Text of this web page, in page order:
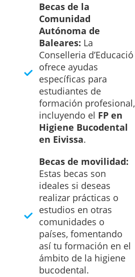
Becas de la
Comunidad
Autónoma de
Baleares: La
Conselleria d’Educació
ofrece ayudas
específicas para
estudiantes de
formación profesional,
incluyendo el FP en
Higiene Bucodental
en Eivissa.
Becas de movilidad:
Estas becas son
ideales si deseas
realizar prácticas o
estudios en otras
comunidades o
países, fomentando
así tu formación en el
ámbito de la higiene
bucodental.